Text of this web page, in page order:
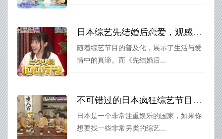
日本综艺先结婚后恋爱，观感奇妙！在哪看？找到方法了吗？
随着综艺节目的普及化，展示了生活与爱
情中的真谛。而《先结婚后...
不可错过的日本疯狂综艺节目大集合
日本是一个非常注重娱乐的国家，如果你
想要找一些非常另类的综艺...